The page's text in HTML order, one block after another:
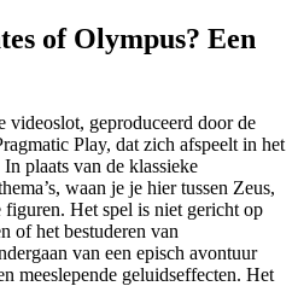
of Olympus? Een
videoslot, geproduceerd door de
Play, dat zich afspeelt in het
plaats van de klassieke
waan je je hier tussen Zeus,
Het spel is niet gericht op
of het bestuderen van
van een episch avontuur
meeslepende geluidseffecten. Het